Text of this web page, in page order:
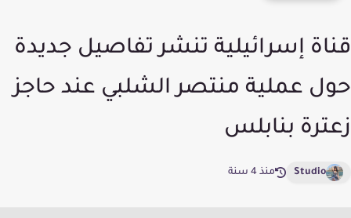
قناة إسرائيلية تنشر تفاصيل جديدة
حول عملية منتصر الشلبي عند حاجز
زعترة بنابلس
Studio منذ 4 سنة